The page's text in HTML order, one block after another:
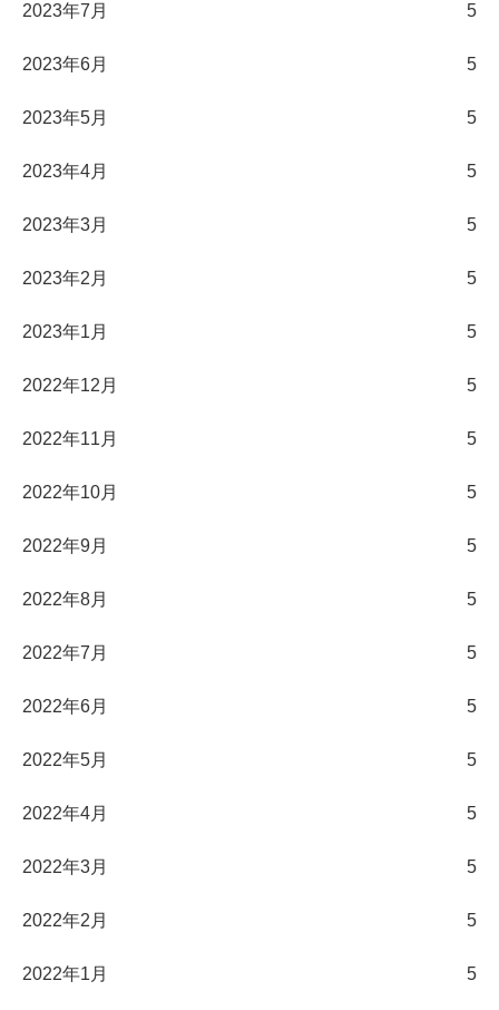
2023年7月 5
2023年6月 5
2023年5月 5
2023年4月 5
2023年3月 5
2023年2月 5
2023年1月 5
2022年12月 5
2022年11月 5
2022年10月 5
2022年9月 5
2022年8月 5
2022年7月 5
2022年6月 5
2022年5月 5
2022年4月 5
2022年3月 5
2022年2月 5
2022年1月 5